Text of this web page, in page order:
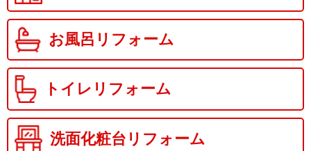
お風呂リフォーム
トイレリフォーム
洗面化粧台リフォーム